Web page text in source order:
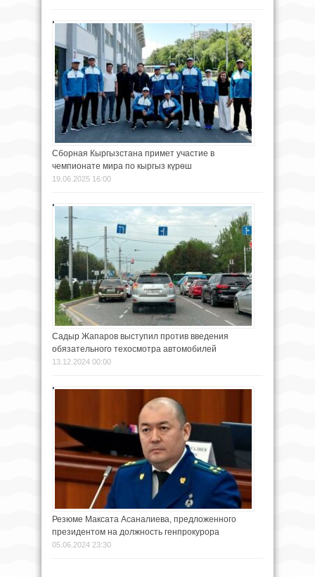
Сборная Кыргызстана примет участие в
чемпионате мира по кыргыз күрөш
19.06.2025 16:00
Садыр Жапаров выступил против введения
обязательного техосмотра автомобилей
13.12.2024 00:00
Резюме Максата Асаналиева, предложенного
президентом на должность генпрокурора
05.06.2024 23:30